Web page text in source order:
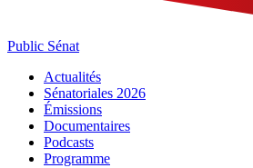
Public Sénat
Actualités
Sénatoriales 2026
Émissions
Documentaires
Podcasts
Programme